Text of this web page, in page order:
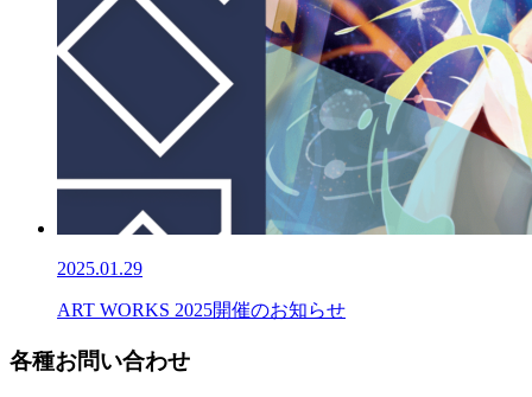
2025.01.29
ART WORKS 2025開催のお知らせ
各種お問い合わせ